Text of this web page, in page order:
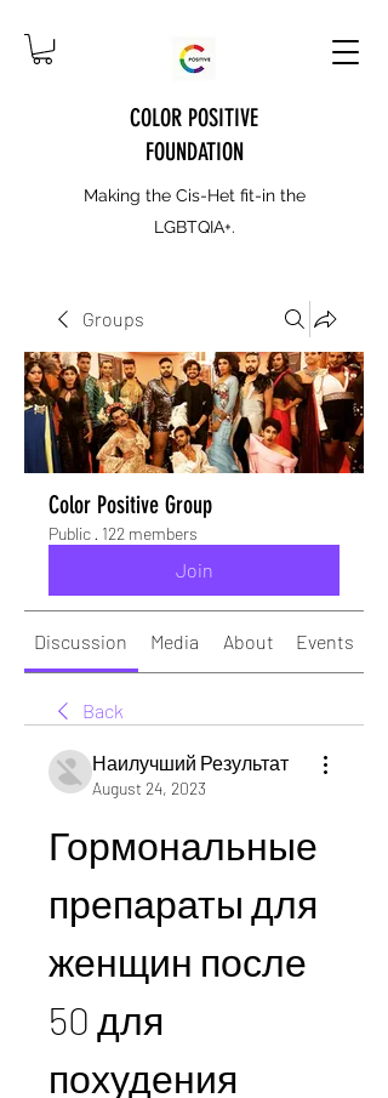
COLOR POSITIVE
FOUNDATION
Making the Cis-Het fit-in the
LGBTQIA+.
Groups
Color Positive Group
Public · 122 members
Join
Discussion Media About Events
Back
Наилучший Результат
August 24, 2023
Гормональные
препараты для
женщин после
50 для
похудения